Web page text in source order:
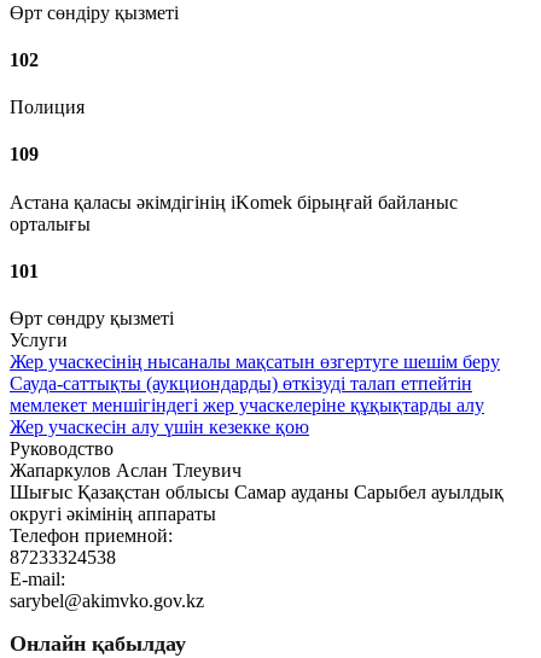
Өрт сөндіру қызметі
102
Полиция
109
Астана қаласы әкімдігінің iKomek бірыңғай байланыс
орталығы
101
Өрт сөндру қызметі
Услуги
Жер учаскесінің нысаналы мақсатын өзгертуге шешім беру
Сауда-саттықты (аукциондарды) өткізуді талап етпейтін
мемлекет меншігіндегі жер учаскелеріне құқықтарды алу
Жер учаскесін алу үшін кезекке қою
Руководство
Жапаркулов Аслан Тлеувич
Шығыс Қазақстан облысы Самар ауданы Сарыбел ауылдық
округі әкімінің аппараты
Телефон приемной:
87233324538
E-mail:
sarybel@akimvko.gov.kz
Онлайн қабылдау